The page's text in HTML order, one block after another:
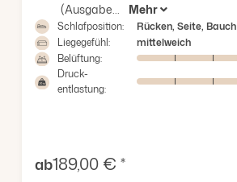
(Ausgabe...
Mehr
Schlafposition:
Rücken, Seite, Bauch
Liegegefühl:
mittelweich
Belüftung:
Druck-
entlastung:
Verkaufspreis:
ab189,00 € *